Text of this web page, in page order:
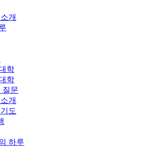
개
학
학
질문
개
도
하루